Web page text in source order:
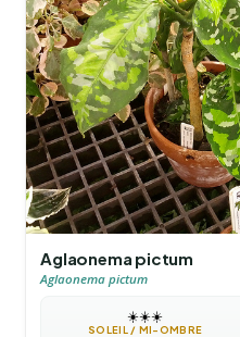
Aglaonema pictum
Aglaonema pictum
☀️☀️☀️
SOLEIL / MI-OMBRE